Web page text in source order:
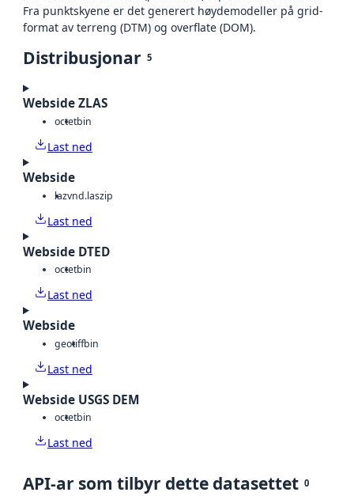
Fra punktskyene er det generert høydemodeller på grid-
format av terreng (DTM) og overflate (DOM).
Distribusjonar 5
Webside ZLAS
octetbin
Last ned
Webside
lazvnd.laszip
Last ned
Webside DTED
octetbin
Last ned
Webside
geotiffbin
Last ned
Webside USGS DEM
octetbin
Last ned
API-ar som tilbyr dette datasettet 0